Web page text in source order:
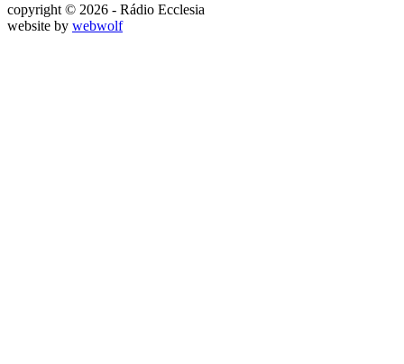
copyright © 2026 - Rádio Ecclesia
website by webwolf